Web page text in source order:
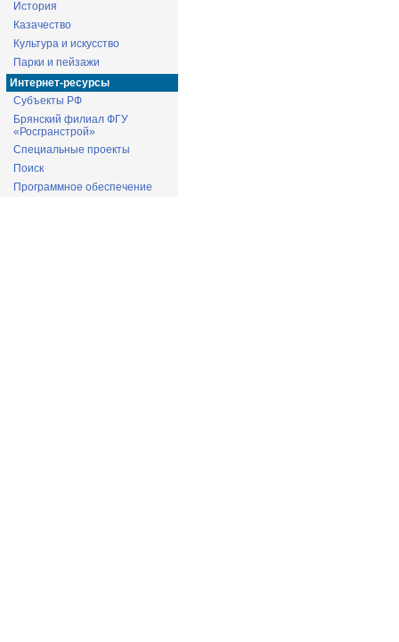
История
Казачество
Культура и искусство
Парки и пейзажи
Интернет-ресурсы
Субъекты РФ
Брянский филиал ФГУ
«Росгранстрой»
Специальные проекты
Поиск
Программное обеспечение